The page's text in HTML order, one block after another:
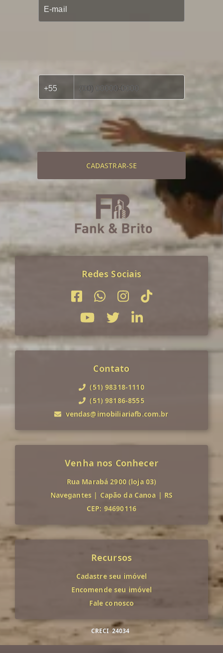
CADASTRAR-SE
Redes Sociais
Contato
(51) 98318-1110
(51) 98186-8555
vendas@imobiliariafb.com.br
Venha nos Conhecer
Rua Marabá 2900 (loja 03)
Navegantes | Capão da Canoa | RS
CEP: 94690116
Recursos
Cadastre seu imóvel
Encomende seu imóvel
Fale conosco
CRECI 24034